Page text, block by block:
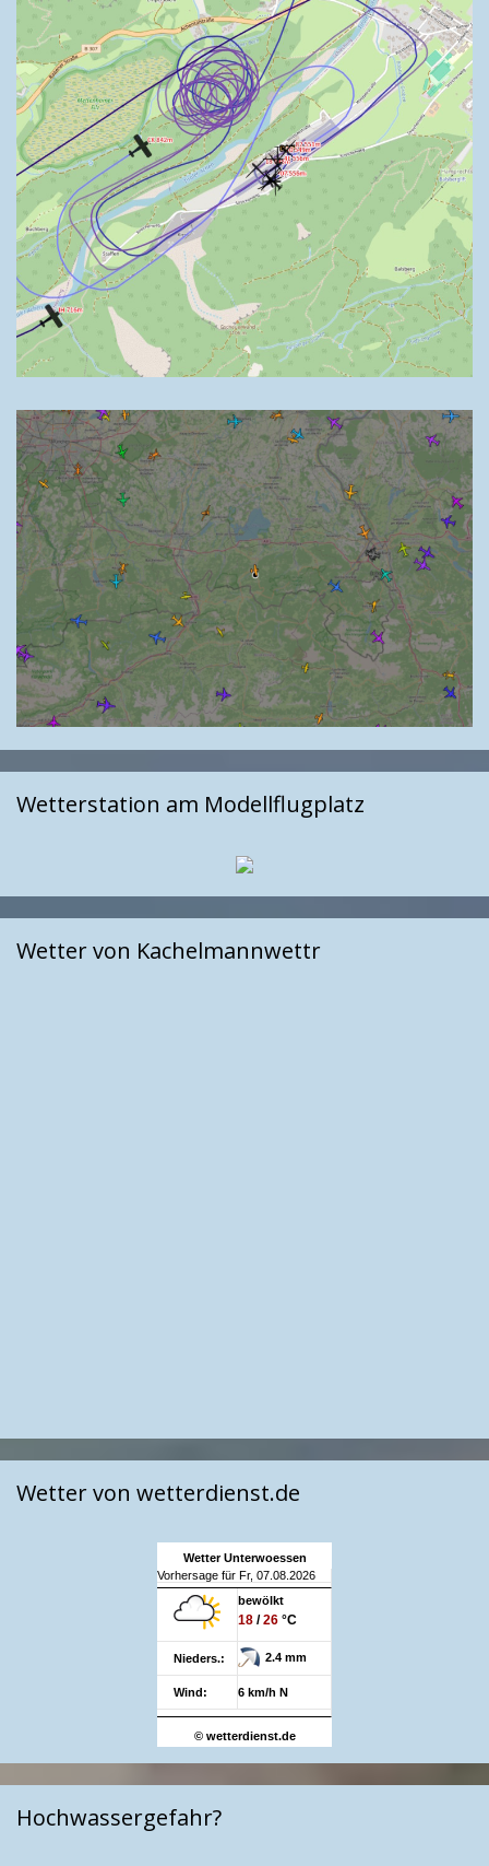
Wetterstation am Modellflugplatz
Wetter von Kachelmannwettr
Wetter von wetterdienst.de
Wetter Unterwoessen
Vorhersage für Fr, 07.08.2026
bewölkt
18 /26 °C
Nieders.: 2.4 mm
Wind: 6 km/h N
© wetterdienst.de
Hochwassergefahr?